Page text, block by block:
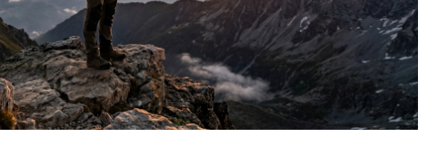
и
й
ч
а
с
ч